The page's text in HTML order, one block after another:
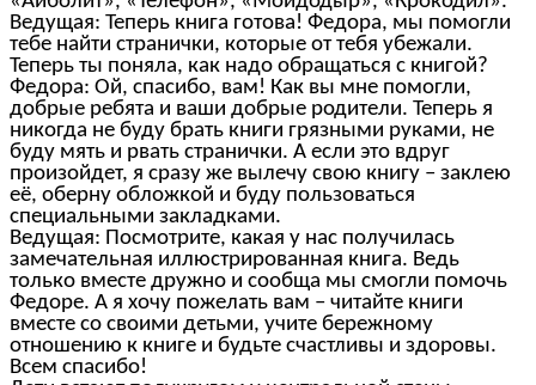
Ведущая: Теперь книга готова! Федора, мы помогли
тебе найти странички, которые от тебя убежали.
Теперь ты поняла, как надо обращаться с книгой?
Федора: Ой, спасибо, вам! Как вы мне помогли,
добрые ребята и ваши добрые родители. Теперь я
никогда не буду брать книги грязными руками, не
буду мять и рвать странички. А если это вдруг
произойдет, я сразу же вылечу свою книгу – заклею
её, оберну обложкой и буду пользоваться
специальными закладками.
Ведущая: Посмотрите, какая у нас получилась
замечательная иллюстрированная книга. Ведь
только вместе дружно и сообща мы смогли помочь
Федоре. А я хочу пожелать вам – читайте книги
вместе со своими детьми, учите бережному
отношению к книге и будьте счастливы и здоровы.
Всем спасибо!